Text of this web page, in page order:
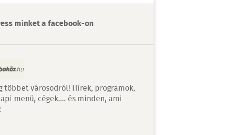
minket a facebook-on
többet városodról! Hírek, programok,
menü, cégek…. és minden, ami